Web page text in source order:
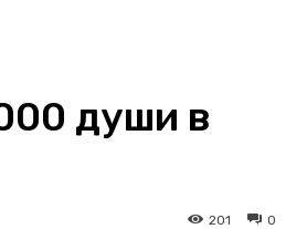
души в
0
201